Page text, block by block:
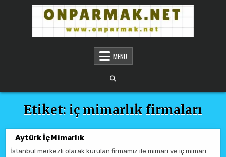
Skip to content
ONPARMAKNET SITELERMENU
Etiket: iç mimarlık firmaları
Aytürk İç Mimarlık
İstanbul merkezli olarak kurulan firmamız ile mimari ve iç mimari